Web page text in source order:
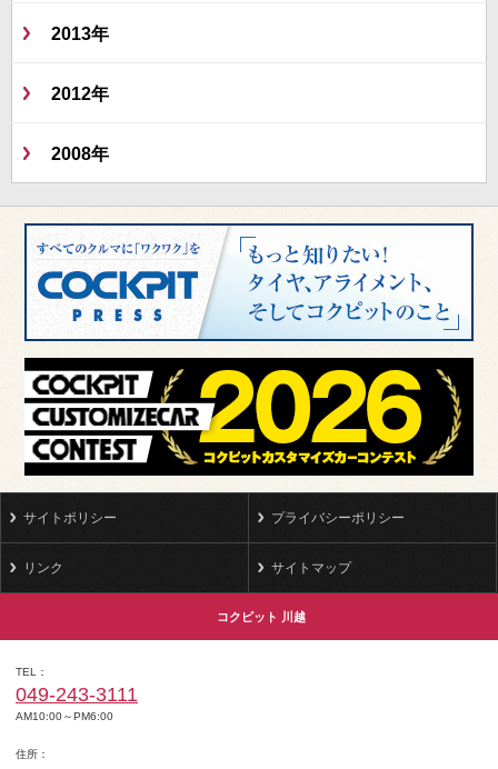
2013年
2012年
2008年
サイトポリシー プライバシーポリシー
リンク サイトマップ
コクピット 川越
TEL
049-243-3111
AM10:00～PM6:00
住所